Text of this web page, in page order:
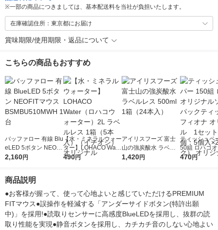
※一部の商品につきましては、基本配送料を当社が負担いたします。
在庫確認住所：東京都にお届け
賞味期限/使用期限・返品について
こちらの商品もおすすめ
バッファロー 有線 Blu
eLED 5ボタン NEOFI
Tマウス BSMBU510M
2,160円
【水・ミネラルウォー
ター】LOHACO Wate
r（ロハコウォータ
490円
アイリスフーズ 富士
山の強炭酸水 ラベル
レス 500ml 1箱（24
1,420円
ティッシュペ
50組 ロハコ
ルソフトパッ
オリジナル
470円
商品説明
●お客様が握って、使って心地よいと感じていただけるPREMIUM
FITマウス●誤操作を軽減する「アンダーサイドボタン(特許出願
中)」を採用!●読取りセンサーに高感度BlueLEDを採用し、抜群の読
取り性能を実現●静音ボタンを採用し、カチカチ音のしない心地よい